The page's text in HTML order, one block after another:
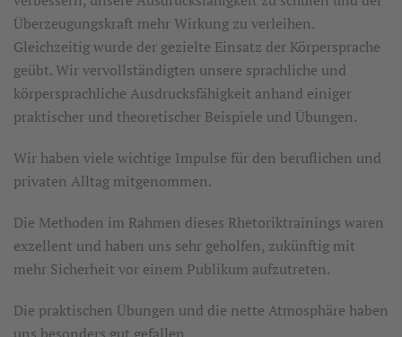
Überzeugungskraft mehr Wirkung zu verleihen.
Gleichzeitig wurde der gezielte Einsatz der Körpersprache
geübt. Wir vervollständigten unsere sprachliche und
körpersprachliche Ausdrucksfähigkeit anhand einiger
praktischer und theoretischer Beispiele und Übungen.
Wir haben viele wichtige Impulse für den beruflichen und
privaten Alltag mitgenommen.
Die Methoden im Rahmen dieses Rhetoriktrainings waren
exzellent und haben uns sehr geholfen, zukünftig mit
mehr Sicherheit vor einem Publikum aufzutreten.
Die praktischen Übungen und die nette Atmosphäre haben